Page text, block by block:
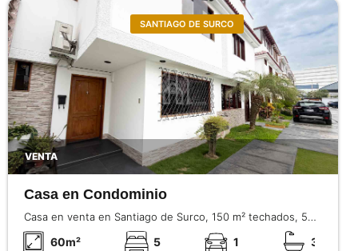
SANTIAGO DE SURCO
VENTA
Casa en Condominio
Casa en venta en Santiago de Surco, 150 m² techados, 5
dormitorios, condominio con seguridad 24/7, cerca a Av. El
Derby y Av. El Polo.
60m² 5 1 3